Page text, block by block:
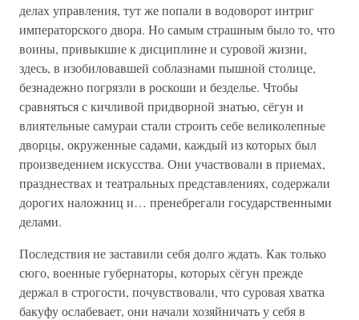
делах управления, тут же попали в водоворот интриг
императорского двора. Но самым страшным было то, что
воины, привыкшие к дисциплине и суровой жизни,
здесь, в изобиловавшей соблазнами пышной столице,
безнадежно погрязли в роскоши и безделье. Чтобы
сравняться с кичливой придворной знатью, сёгун и
влиятельные самураи стали строить себе великолепные
дворцы, окруженные садами, каждый из которых был
произведением искусства. Они участвовали в приемах,
празднествах и театральных представлениях, содержали
дорогих наложниц и… пренебрегали государственными
делами.
Последствия не заставили себя долго ждать. Как только
сюго, военные губернаторы, которых сёгун прежде
держал в строгости, почувствовали, что суровая хватка
бакуфу ослабевает, они начали хозяйничать у себя в